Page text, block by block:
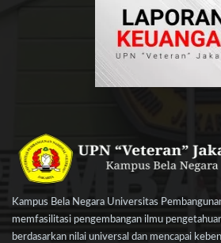
Kampus Bela Negara Universitas
memfasilitasi pengembangan ilmu
berdasarkan nilai universal dan mencapai